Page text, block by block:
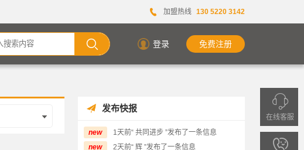
加盟热线 130 5220 3142
登录 免费注册
发布快报
new
1天前“ 共同进步 ”发布了一条信息
new
2天前“ 辉 ”发布了一条信息
在线客服